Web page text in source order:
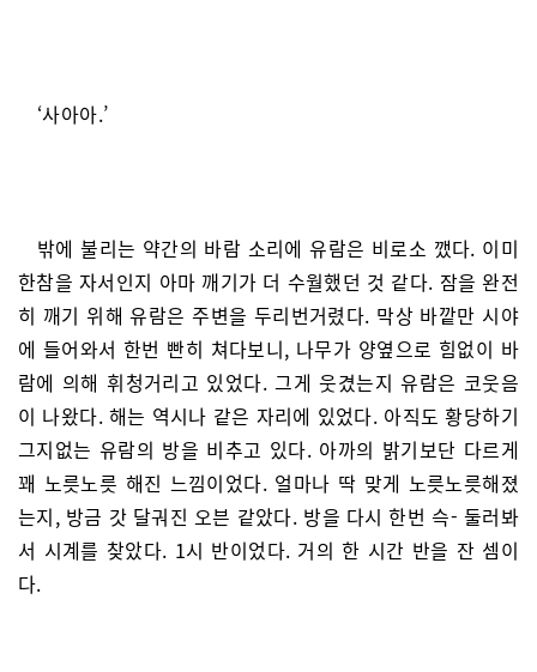
‘사아아.’
밖에 불리는 약간의 바람 소리에 유람은 비로소 깼다. 이미
한참을 자서인지 아마 깨기가 더 수월했던 것 같다. 잠을 완전
히 깨기 위해 유람은 주변을 두리번거렸다. 막상 바깥만 시야
에 들어와서 한번 빤히 쳐다보니, 나무가 양옆으로 힘없이 바
람에 의해 휘청거리고 있었다. 그게 웃겼는지 유람은 코웃음
이 나왔다. 해는 역시나 같은 자리에 있었다. 아직도 황당하기
그지없는 유람의 방을 비추고 있다. 아까의 밝기보단 다르게
꽤 노릇노릇 해진 느낌이었다. 얼마나 딱 맞게 노릇노릇해졌
는지, 방금 갓 달궈진 오븐 같았다. 방을 다시 한번 슥- 둘러봐
서 시계를 찾았다. 1시 반이었다. 거의 한 시간 반을 잔 셈이
다.